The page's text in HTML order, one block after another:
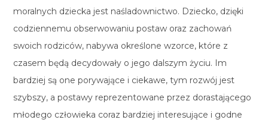
moralnych dziecka jest naśladownictwo. Dziecko, dzięki
codziennemu obserwowaniu postaw oraz zachowań
swoich rodziców, nabywa określone wzorce, które z
czasem będą decydowały o jego dalszym życiu. Im
bardziej są one porywające i ciekawe, tym rozwój jest
szybszy, a postawy reprezentowane przez dorastającego
młodego człowieka coraz bardziej interesujące i godne